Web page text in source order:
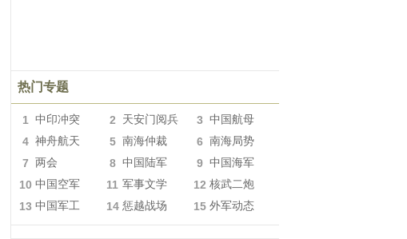
热门专题
1 中印冲突 2 天安门阅兵 3 中国航母
4 神舟航天 5 南海仲裁 6 南海局势
7 两会 8 中国陆军 9 中国海军
10 中国空军 11 军事文学 12 核武二炮
13 中国军工 14 惩越战场 15 外军动态